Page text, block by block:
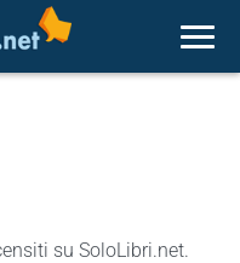
su SoloLibri.net.